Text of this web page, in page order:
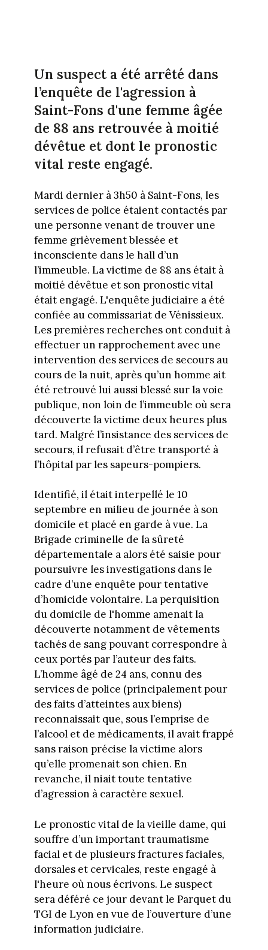
Un suspect a été arrêté dans
l’enquête de l'agression à
Saint-Fons d'une femme âgée
de 88 ans retrouvée à moitié
dévêtue et dont le pronostic
vital reste engagé.
Mardi dernier à 3h50 à Saint-Fons, les
services de police étaient contactés par
une personne venant de trouver une
femme grièvement blessée et
inconsciente dans le hall d’un
l’immeuble. La victime de 88 ans était à
moitié dévêtue et son pronostic vital
était engagé. L'enquête judiciaire a été
confiée au commissariat de Vénissieux.
Les premières recherches ont conduit à
effectuer un rapprochement avec une
intervention des services de secours au
cours de la nuit, après qu’un homme ait
été retrouvé lui aussi blessé sur la voie
publique, non loin de l’immeuble où sera
découverte la victime deux heures plus
tard. Malgré l’insistance des services de
secours, il refusait d’être transporté à
l’hôpital par les sapeurs-pompiers.
Identifié, il était interpellé le 10
septembre en milieu de journée à son
domicile et placé en garde à vue. La
Brigade criminelle de la sûreté
départementale a alors été saisie pour
poursuivre les investigations dans le
cadre d’une enquête pour tentative
d’homicide volontaire. La perquisition
du domicile de l'homme amenait la
découverte notamment de vêtements
tachés de sang pouvant correspondre à
ceux portés par l’auteur des faits.
L’homme âgé de 24 ans, connu des
services de police (principalement pour
des faits d’atteintes aux biens)
reconnaissait que, sous l’emprise de
l’alcool et de médicaments, il avait frappé
sans raison précise la victime alors
qu’elle promenait son chien. En
revanche, il niait toute tentative
d’agression à caractère sexuel.
Le pronostic vital de la vieille dame, qui
souffre d’un important traumatisme
facial et de plusieurs fractures faciales,
dorsales et cervicales, reste engagé à
l'heure où nous écrivons. Le suspect
sera déféré ce jour devant le Parquet du
TGI de Lyon en vue de l’ouverture d’une
information judiciaire.